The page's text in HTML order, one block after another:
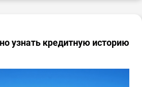
узнать кредитную историю